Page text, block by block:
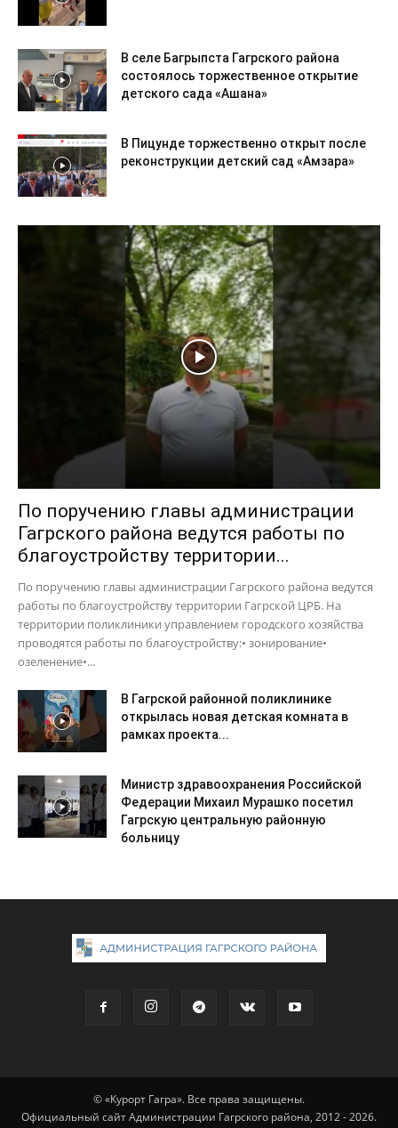
В селе Багрыпста Гагрского района
состоялось торжественное открытие
детского сада «Ашана»
В Пицунде торжественно открыт после
реконструкции детский сад «Амзара»
По поручению главы администрации
Гагрского района ведутся работы по
благоустройству территории...
По поручению главы администрации Гагрского района ведутся
работы по благоустройству территории Гагрской ЦРБ. На
территории поликлиники управлением городского хозяйства
проводятся работы по благоустройству:• зонирование•
озеленение•...
В Гагрской районной поликлинике
открылась новая детская комната в
рамках проекта...
Министр здравоохранения Российской
Федерации Михаил Мурашко посетил
Гагрскую центральную районную
больницу
© «Курорт Гагра». Все права защищены.
Официальный сайт Администрации Гагрского района, 2012 - 2026.